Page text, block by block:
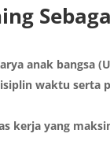
anak bangsa
waktu
kerja yang